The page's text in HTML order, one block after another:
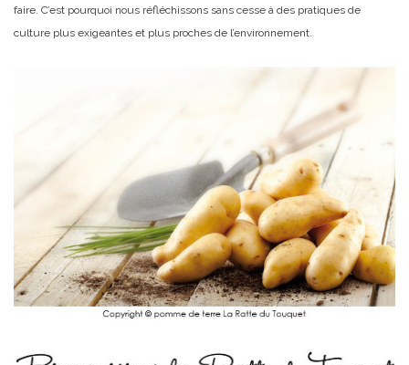
faire. C’est pourquoi nous réfléchissons sans cesse à des pratiques de
culture plus exigeantes et plus proches de l’environnement.